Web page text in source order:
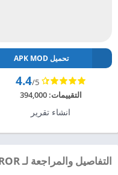
تحميل APK MOD
4.4/5
التقييمات:394,000
انشاء تقرير
التفاصيل والمراجعة لـ MIRROR